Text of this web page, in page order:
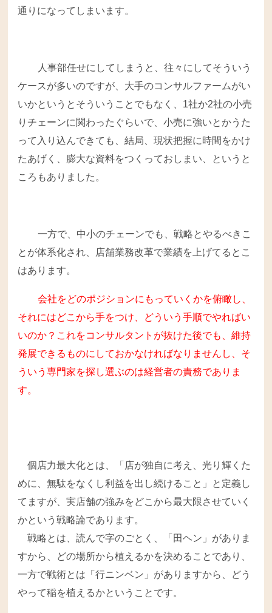
通りになってしまいます。
人事部任せにしてしまうと、往々にしてそういう
ケースが多いのですが、大手のコンサルファームがい
いかというとそういうことでもなく、1社か2社の小売
りチェーンに関わったぐらいで、小売に強いとかうた
って入り込んできても、結局、現状把握に時間をかけ
たあげく、膨大な資料をつくっておしまい、というと
ころもありました。
一方で、中小のチェーンでも、戦略とやるべきこ
とが体系化され、店舗業務改革で業績を上げてるとこ
はあります。
会社をどのポジションにもっていくかを俯瞰し、
それにはどこから手をつけ、どういう手順でやればい
いのか？これをコンサルタントが抜けた後でも、維持
発展できるものにしておかなければなりませんし、そ
ういう専門家を探し選ぶのは経営者の責務でありま
す。
個店力最大化とは、「店が独自に考え、光り輝くた
めに、無駄をなくし利益を出し続けること」と定義し
てますが、実店舗の強みをどこから最大限させていく
かという戦略論であります。
戦略とは、読んで字のごとく、「田ヘン」がありま
すから、どの場所から植えるかを決めることであり、
一方で戦術とは「行ニンベン」がありますから、どう
やって稲を植えるかということです。